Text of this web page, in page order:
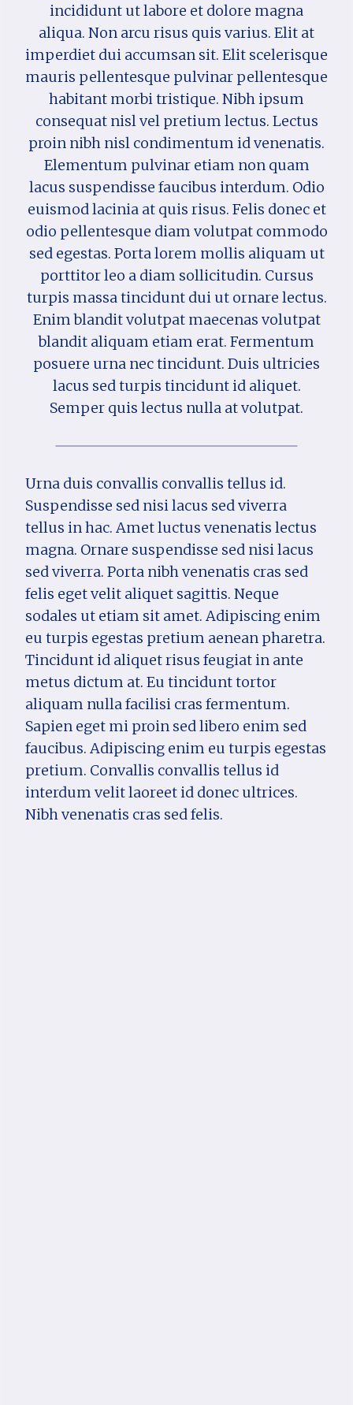
incididunt ut labore et dolore magna
aliqua. Non arcu risus quis varius. Elit at
imperdiet dui accumsan sit. Elit scelerisque
mauris pellentesque pulvinar pellentesque
habitant morbi tristique. Nibh ipsum
consequat nisl vel pretium lectus. Lectus
proin nibh nisl condimentum id venenatis.
Elementum pulvinar etiam non quam
lacus suspendisse faucibus interdum. Odio
euismod lacinia at quis risus. Felis donec et
odio pellentesque diam volutpat commodo
sed egestas. Porta lorem mollis aliquam ut
porttitor leo a diam sollicitudin. Cursus
turpis massa tincidunt dui ut ornare lectus.
Enim blandit volutpat maecenas volutpat
blandit aliquam etiam erat. Fermentum
posuere urna nec tincidunt. Duis ultricies
lacus sed turpis tincidunt id aliquet.
Semper quis lectus nulla at volutpat.
Urna duis convallis convallis tellus id.
Suspendisse sed nisi lacus sed viverra
tellus in hac. Amet luctus venenatis lectus
magna. Ornare suspendisse sed nisi lacus
sed viverra. Porta nibh venenatis cras sed
felis eget velit aliquet sagittis. Neque
sodales ut etiam sit amet. Adipiscing enim
eu turpis egestas pretium aenean pharetra.
Tincidunt id aliquet risus feugiat in ante
metus dictum at. Eu tincidunt tortor
aliquam nulla facilisi cras fermentum.
Sapien eget mi proin sed libero enim sed
faucibus. Adipiscing enim eu turpis egestas
pretium. Convallis convallis tellus id
interdum velit laoreet id donec ultrices.
Nibh venenatis cras sed felis.